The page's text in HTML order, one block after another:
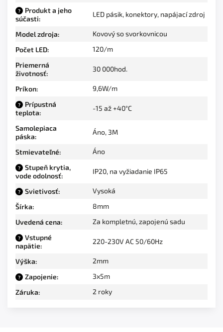
?
Produkt a jeho
súčasti:
LED pásik, konektory, napájací zdroj
Model zdroja:
Kovový so svorkovnicou
Počet LED:
120/m
Priemerná
životnosť:
30 000hod.
Príkon: 9,6W/m
?
Prípustná
teplota:
-15 až +40°C
Samolepiaca
páska:
Áno, 3M
Stmievateľné: Áno
?
Stupeň krytia,
vode odolnosť:
IP20, na vyžiadanie IP65
? Svietivosť:
Vysoká
Šírka:
8mm
Uvedená cena: Za kompletnú, zapojenú sadu
?
Vstupné
napätie:
220-230V AC 50/60Hz
Výška: 2mm
? Zapojenie:
3x5m
Záruka: 2 roky